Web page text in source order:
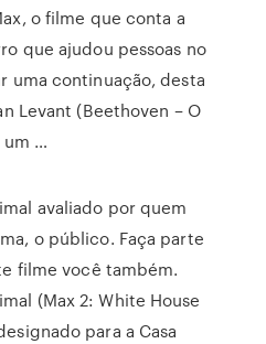
o filme que conta a
que ajudou pessoas no
uma continuação, desta
Levant (Beethoven – O
um …
avaliado por quem
o público. Faça parte
filme você também.
(Max 2: White House
para a Casa